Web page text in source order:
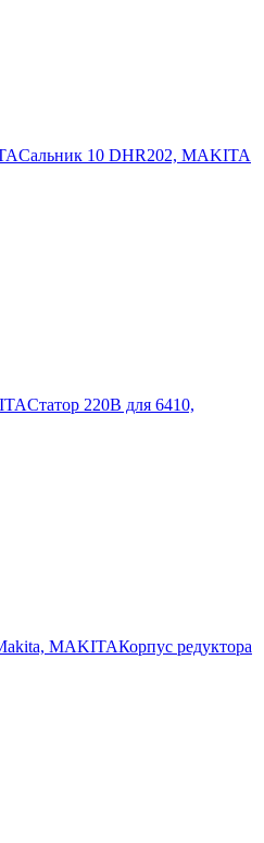
Сальник 10 DHR202, MAKITA
Статор 220В для 6410,
MAKITAКорпус редуктора